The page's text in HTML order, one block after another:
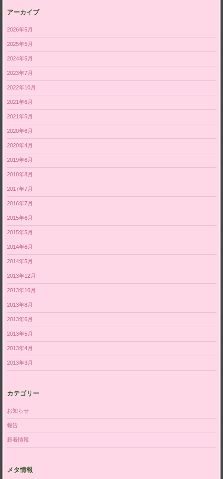
アーカイブ
2026年5月
2025年5月
2024年5月
2023年7月
2022年10月
2021年6月
2021年5月
2020年6月
2020年4月
2019年6月
2018年8月
2017年7月
2016年7月
2015年6月
2015年5月
2014年6月
2014年5月
2013年12月
2013年10月
2013年8月
2013年6月
2013年5月
2013年4月
2013年3月
カテゴリー
お知らせ
報告
新着情報
メタ情報